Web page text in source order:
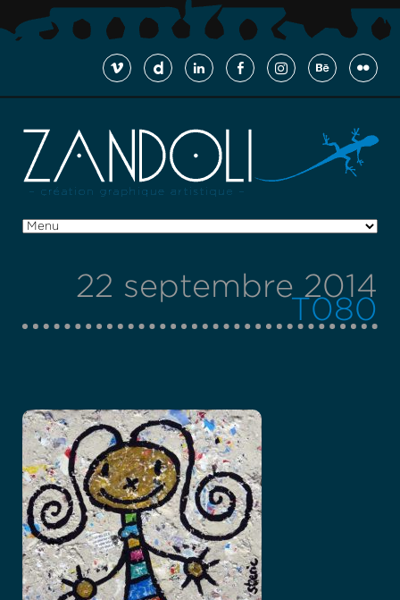
22 septembre 2014
T080